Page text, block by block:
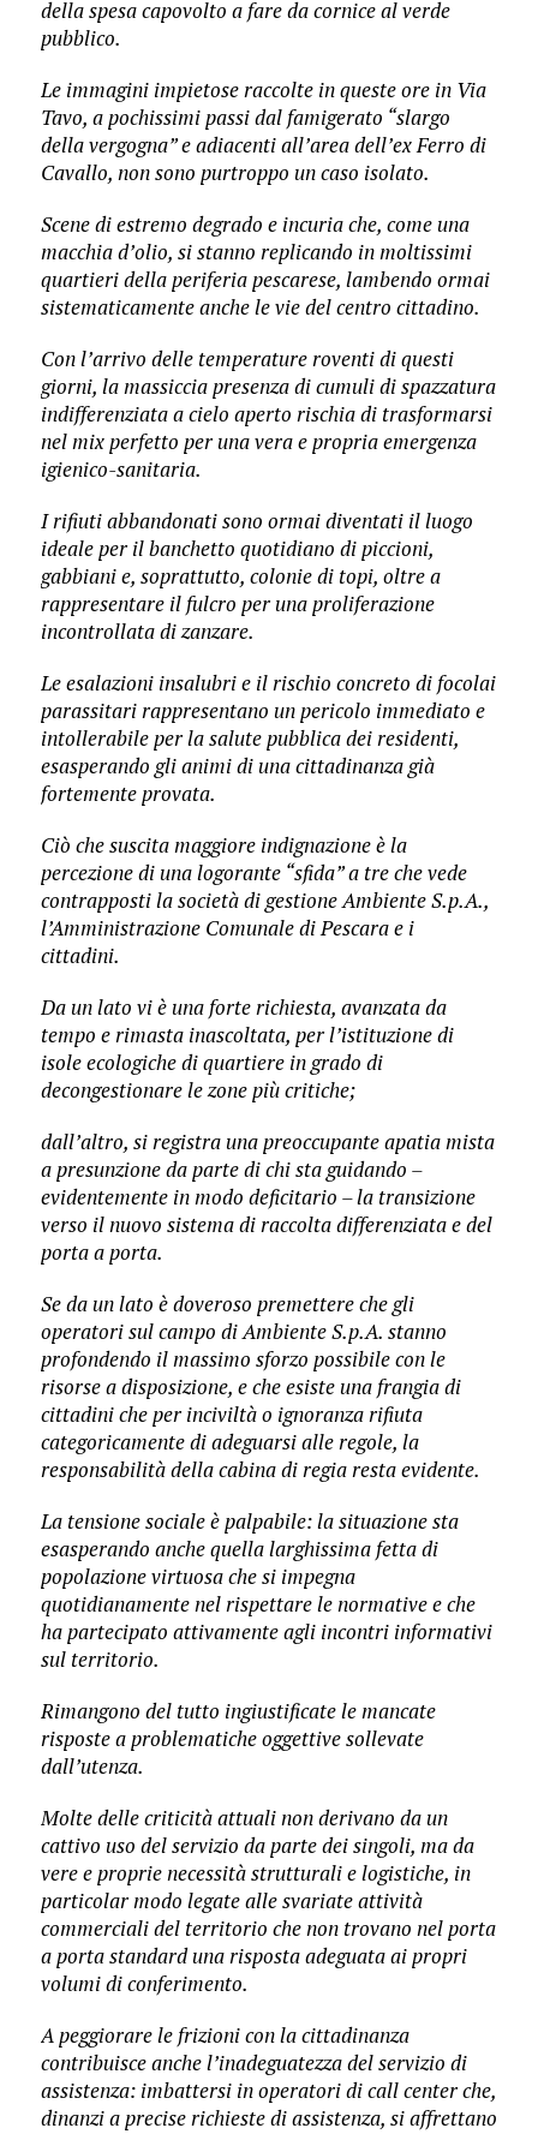
della spesa capovolto a fare da cornice al verde
pubblico.
Le immagini impietose raccolte in queste ore in Via
Tavo, a pochissimi passi dal famigerato “slargo
della vergogna” e adiacenti all’area dell’ex Ferro di
Cavallo, non sono purtroppo un caso isolato.
Scene di estremo degrado e incuria che, come una
macchia d’olio, si stanno replicando in moltissimi
quartieri della periferia pescarese, lambendo ormai
sistematicamente anche le vie del centro cittadino.
Con l’arrivo delle temperature roventi di questi
giorni, la massiccia presenza di cumuli di spazzatura
indifferenziata a cielo aperto rischia di trasformarsi
nel mix perfetto per una vera e propria emergenza
igienico-sanitaria.
I rifiuti abbandonati sono ormai diventati il luogo
ideale per il banchetto quotidiano di piccioni,
gabbiani e, soprattutto, colonie di topi, oltre a
rappresentare il fulcro per una proliferazione
incontrollata di zanzare.
Le esalazioni insalubri e il rischio concreto di focolai
parassitari rappresentano un pericolo immediato e
intollerabile per la salute pubblica dei residenti,
esasperando gli animi di una cittadinanza già
fortemente provata.
Ciò che suscita maggiore indignazione è la
percezione di una logorante “sfida” a tre che vede
contrapposti la società di gestione Ambiente S.p.A.,
l’Amministrazione Comunale di Pescara e i
cittadini.
Da un lato vi è una forte richiesta, avanzata da
tempo e rimasta inascoltata, per l’istituzione di
isole ecologiche di quartiere in grado di
decongestionare le zone più critiche;
dall’altro, si registra una preoccupante apatia mista
a presunzione da parte di chi sta guidando –
evidentemente in modo deficitario – la transizione
verso il nuovo sistema di raccolta differenziata e del
porta a porta.
Se da un lato è doveroso premettere che gli
operatori sul campo di Ambiente S.p.A. stanno
profondendo il massimo sforzo possibile con le
risorse a disposizione, e che esiste una frangia di
cittadini che per inciviltà o ignoranza rifiuta
categoricamente di adeguarsi alle regole, la
responsabilità della cabina di regia resta evidente.
La tensione sociale è palpabile: la situazione sta
esasperando anche quella larghissima fetta di
popolazione virtuosa che si impegna
quotidianamente nel rispettare le normative e che
ha partecipato attivamente agli incontri informativi
sul territorio.
Rimangono del tutto ingiustificate le mancate
risposte a problematiche oggettive sollevate
dall’utenza.
Molte delle criticità attuali non derivano da un
cattivo uso del servizio da parte dei singoli, ma da
vere e proprie necessità strutturali e logistiche, in
particolar modo legate alle svariate attività
commerciali del territorio che non trovano nel porta
a porta standard una risposta adeguata ai propri
volumi di conferimento.
A peggiorare le frizioni con la cittadinanza
contribuisce anche l’inadeguatezza del servizio di
assistenza: imbattersi in operatori di call center che,
dinanzi a precise richieste di assistenza, si affrettano